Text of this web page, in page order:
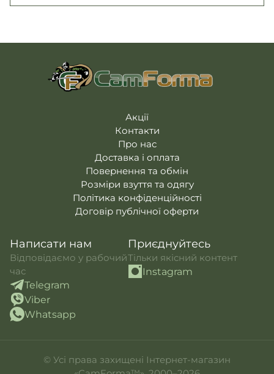
Акції
Контакти
Про нас
Доставка і оплата
Повернення та обмін
Розміри взуття та одягу
Політика конфіденційності
Договір публічної оферти
Написати нам
Відповідаємо у рабочий
час
Telegram
Viber
Whatsapp
Приєднуйтесь
Тільки якісний контент
Instagram
© Усі права захищені Інтернет-магазин